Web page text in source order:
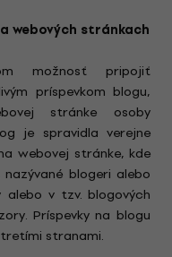
webových stránkach
možnosť pripojiť
príspevkom blogu,
stránke osoby
je spravidla verejne
webovej stránke, kde
blogeri alebo
alebo v tzv. blogových
Príspevky na blogu
stranami.